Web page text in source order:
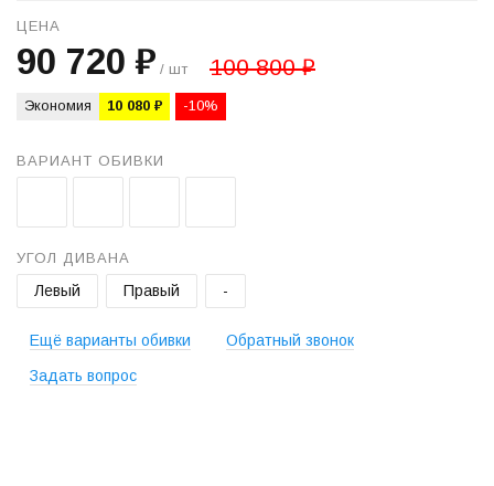
ЦЕНА
90 720 ₽ / шт 100 800 ₽
Экономия 10 080 ₽ -10%
ВАРИАНТ ОБИВКИ
УГОЛ ДИВАНА
Левый Правый -
Ещё варианты обивки
Обратный звонок
Задать вопрос